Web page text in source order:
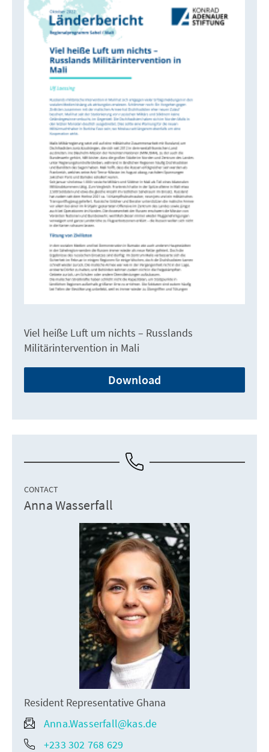
Viel heiße Luft um nichts – Russlands
Militärintervention in Mali
Download
CONTACT
Anna Wasserfall
Resident Representative Ghana
Anna.Wasserfall@kas.de
+233 302 768 629